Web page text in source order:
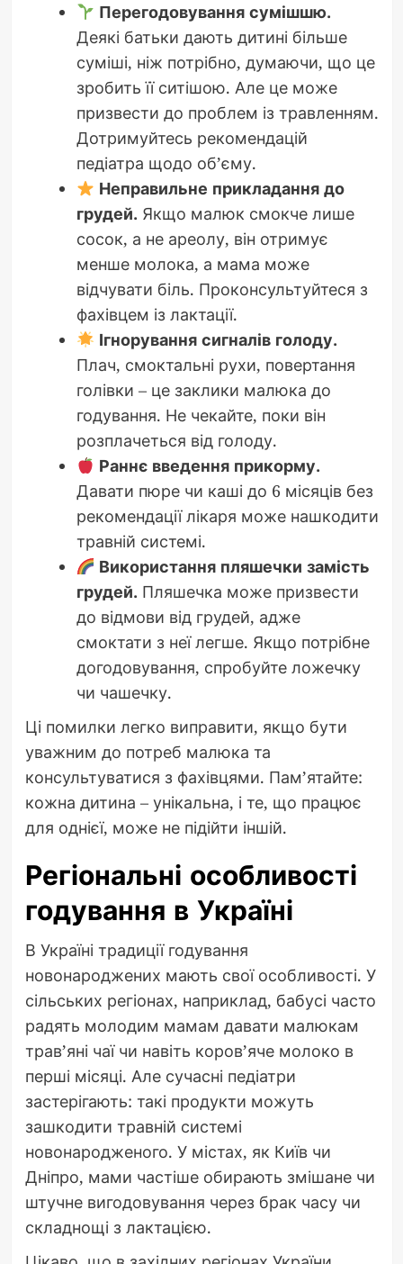
Перегодовування сумішшю.
Деякі батьки дають дитині більше
суміші, ніж потрібно, думаючи, що це
зробить її ситішою. Але це може
призвести до проблем із травленням.
Дотримуйтесь рекомендацій
педіатра щодо об’єму.
Неправильне прикладання до
грудей. Якщо малюк смокче лише
сосок, а не ареолу, він отримує
менше молока, а мама може
відчувати біль. Проконсультуйтеся з
фахівцем із лактації.
Ігнорування сигналів голоду.
Плач, смоктальні рухи, повертання
голівки – це заклики малюка до
годування. Не чекайте, поки він
розплачеться від голоду.
Раннє введення прикорму.
Давати пюре чи каші до 6 місяців без
рекомендації лікаря може нашкодити
травній системі.
Використання пляшечки замість
грудей. Пляшечка може призвести
до відмови від грудей, адже
смоктати з неї легше. Якщо потрібне
догодовування, спробуйте ложечку
чи чашечку.
Ці помилки легко виправити, якщо бути
уважним до потреб малюка та
консультуватися з фахівцями. Пам’ятайте:
кожна дитина – унікальна, і те, що працює
для однієї, може не підійти іншій.
Регіональні особливості
годування в Україні
В Україні традиції годування
новонароджених мають свої особливості. У
сільських регіонах, наприклад, бабусі часто
радять молодим мамам давати малюкам
трав’яні чаї чи навіть коров’яче молоко в
перші місяці. Але сучасні педіатри
застерігають: такі продукти можуть
зашкодити травній системі
новонародженого. У містах, як Київ чи
Дніпро, мами частіше обирають змішане чи
штучне вигодовування через брак часу чи
складнощі з лактацією.